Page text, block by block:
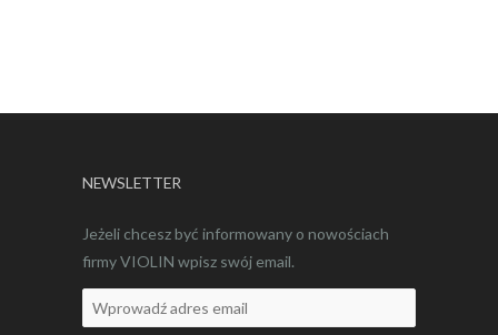
NEWSLETTER
Jeżeli chcesz być informowany o nowościach
firmy VIOLIN wpisz swój email.